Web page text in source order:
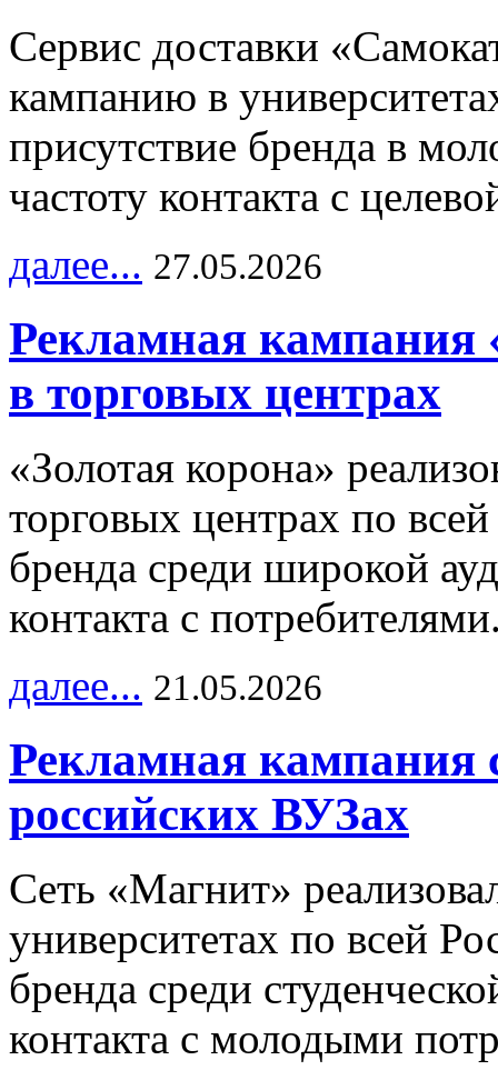
Сервис доставки
кампанию в
присутствие бренда в
частоту контакта с
далее... 27.05.2026
Рекламная кампания
в торговых центрах
«Золотая корона»
торговых центрах по
бренда среди широкой
контакта с
далее... 21.05.2026
Рекламная кампания
российских ВУЗах
Сеть «Магнит»
университетах по всей
бренда среди
контакта с молодыми